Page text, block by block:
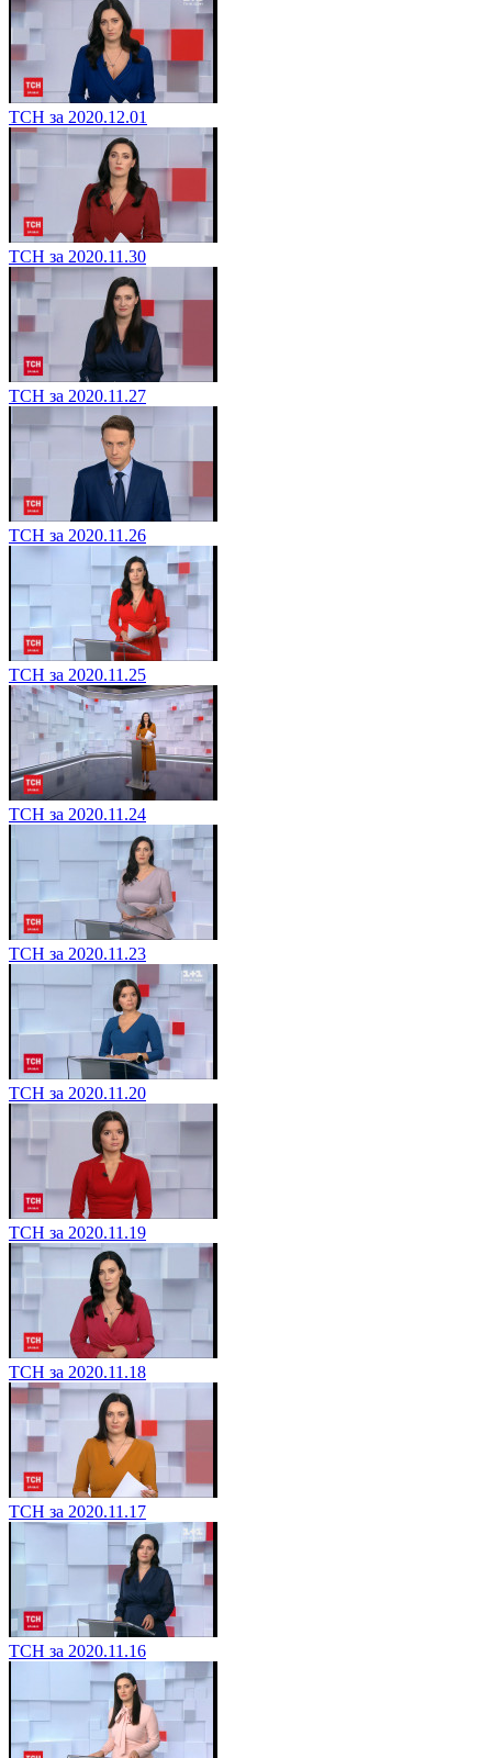
ТСН за 2020.12.01
ТСН за 2020.11.30
ТСН за 2020.11.27
ТСН за 2020.11.26
ТСН за 2020.11.25
ТСН за 2020.11.24
ТСН за 2020.11.23
ТСН за 2020.11.20
ТСН за 2020.11.19
ТСН за 2020.11.18
ТСН за 2020.11.17
ТСН за 2020.11.16